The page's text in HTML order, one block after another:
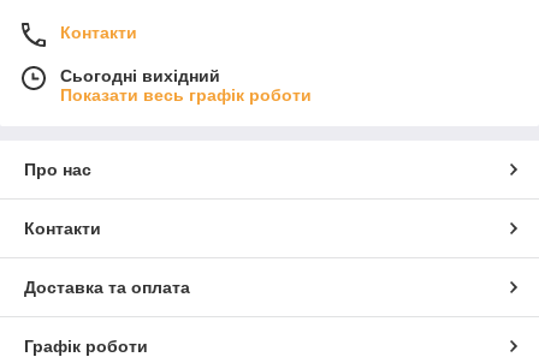
Контакти
Сьогодні вихідний
Показати весь графік роботи
Про нас
Контакти
Доставка та оплата
Графік роботи